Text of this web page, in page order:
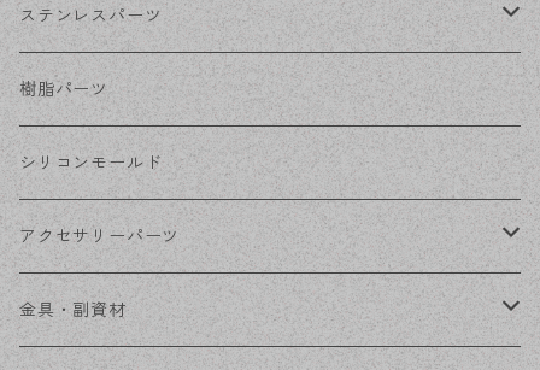
ホワイトシルバー
ステンレス・シルバー
ステンレス・ゴールド
フックピアス
その他ピアス
ネジばねイヤリング
クリップイヤリング
ノンホールピアス
ステンレスパーツ
ステンレスピアス
ステンレスイヤリング
ステンレスチェーン
ステンレス金具
樹脂パーツ
シリコンモールド
アクセサリーパーツ
デザイン丸カン
金具・副資材